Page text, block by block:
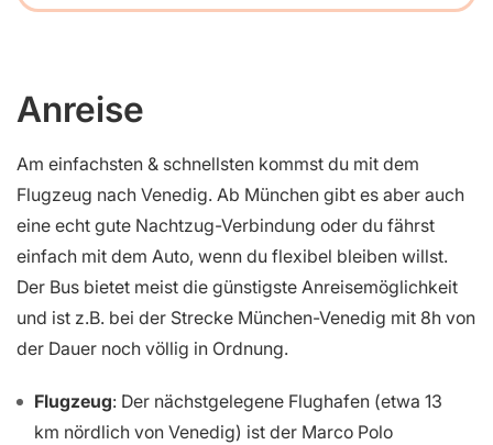
Anreise
Am einfachsten & schnellsten kommst du mit dem
Flugzeug nach Venedig. Ab München gibt es aber auch
eine echt gute Nachtzug-Verbindung oder du fährst
einfach mit dem Auto, wenn du flexibel bleiben willst.
Der Bus bietet meist die günstigste Anreisemöglichkeit
und ist z.B. bei der Strecke München-Venedig mit 8h von
der Dauer noch völlig in Ordnung.
Flugzeug: Der nächstgelegene Flughafen (etwa 13
km nördlich von Venedig) ist der Marco Polo